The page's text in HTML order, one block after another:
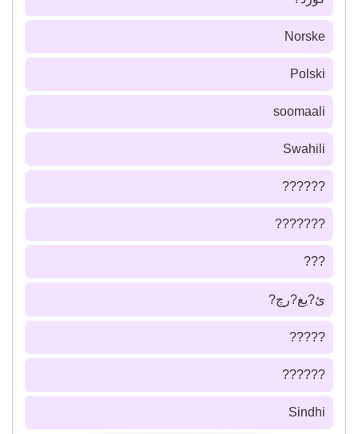
Norske
Polski
soomaali
Swahili
??????
???????
???
ئ?يغ?رچ?
?????
??????
Sindhi